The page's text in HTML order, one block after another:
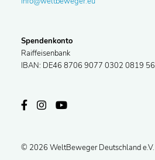
Spendenkonto
Raiffeisenbank
IBAN: DE46 8706 9077 0302 0819 56
© 2026 WeltBeweger Deutschland e.V.